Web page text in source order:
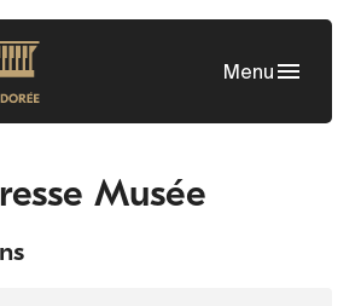
Menu
Musée